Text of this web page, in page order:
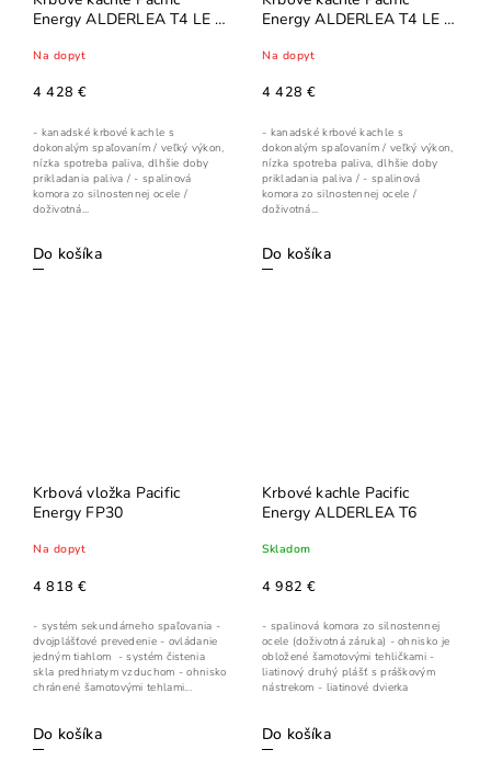
Energy ALDERLEA T4 LE -
Na dopyt
4 428 €
Do košíka
- kanadské krbové kachle s
dokonalým spaľovaním / veľký výkon,
nízka spotreba paliva, dlhšie doby
prikladania paliva / - spalinová
komora zo silnostennej ocele /
doživotná...
Energy ALDERLEA T4 LE -
Na dopyt
4 428 €
Do košíka
- kanadské krbové kachle s
dokonalým spaľovaním / veľký výkon,
nízka spotreba paliva, dlhšie doby
prikladania paliva / - spalinová
komora zo silnostennej ocele /
doživotná...
Krbová vložka Pacific
Energy FP30
Na dopyt
4 818 €
Do košíka
- systém sekundárneho spaľovania -
dvojplášťové prevedenie - ovládanie
jedným tiahlom - systém čistenia
skla predhriatym vzduchom - ohnisko
chránené šamotovými tehlami...
Krbové kachle Pacific
Energy ALDERLEA T6
Skladom
4 982 €
Do košíka
- spalinová komora zo silnostennej
ocele (doživotná záruka) - ohnisko je
obložené šamotovými tehličkami -
liatinový druhý plášť s práškovým
nástrekom - liatinové dvierka